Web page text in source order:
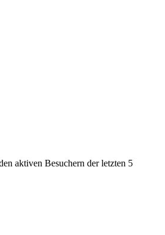
aktiven Besuchern der letzten 5